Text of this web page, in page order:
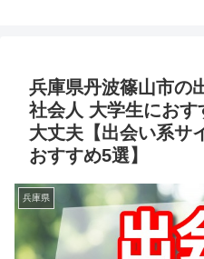
兵庫県丹波篠山市の
社会人 大学生にお
大丈夫【出会い系サ
おすすめ5選】
兵庫県